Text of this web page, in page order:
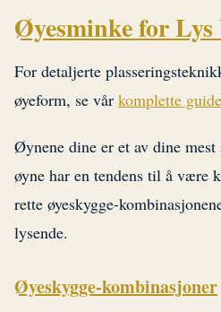
Øyesminke for
For detaljerte
øyeform, se vår komplette
Øynene dine er et av dine
øyne har en tendens til å være
rette øyeskygge-
lysende.
Øyeskygge-kombinasjoner